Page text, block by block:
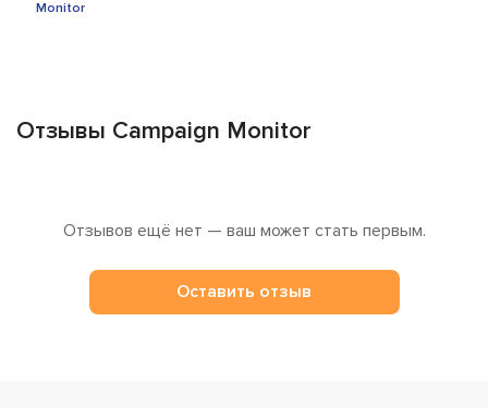
Отзывы Campaign Monitor
Отзывов ещё нет — ваш может стать первым.
Оставить отзыв